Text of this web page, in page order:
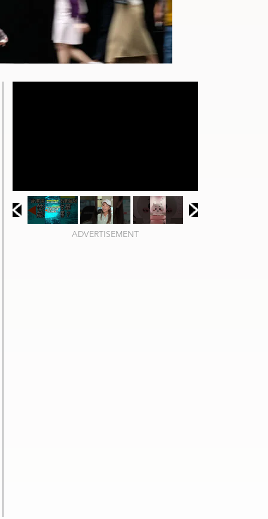
ADVERTISEMENT